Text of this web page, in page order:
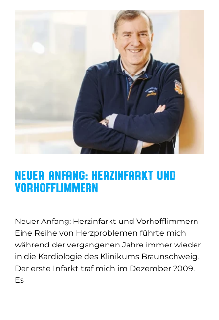
Neuer Anfang: Herzinfarkt und
Vorhofflimmern
Neuer Anfang: Herzinfarkt und Vorhofflimmern
Eine Reihe von Herzproblemen führte mich
während der vergangenen Jahre immer wieder
in die Kardiologie des Klinikums Braunschweig.
Der erste Infarkt traf mich im Dezember 2009.
Es